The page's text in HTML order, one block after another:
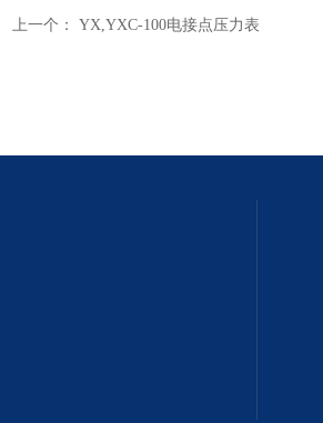
上一个： YX,YXC-100电接点压力表